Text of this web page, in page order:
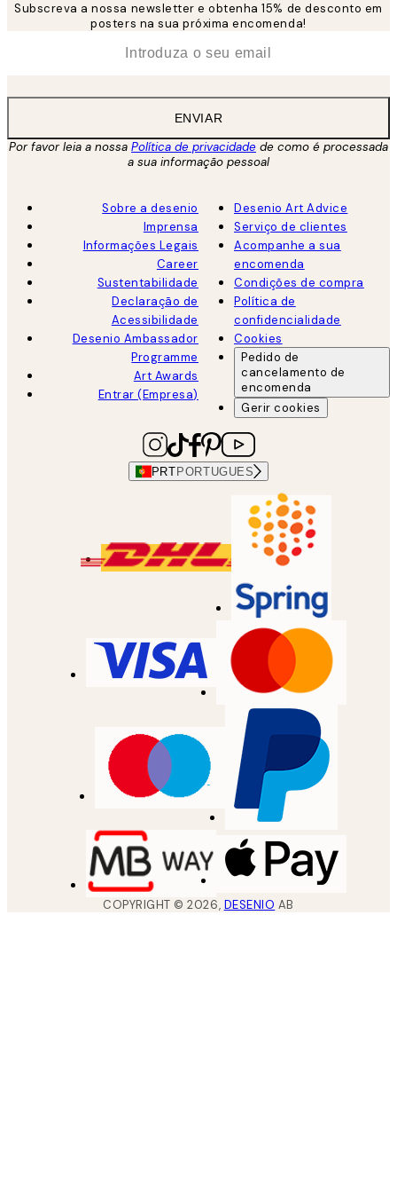
Subscreva a nossa newsletter e obtenha 15% de desconto em
posters na sua próxima encomenda!
ENVIAR
Por favor leia a nossa Política de privacidade de como é processada
a sua informação pessoal
Sobre a desenio
Imprensa
Informações Legais
Career
Sustentabilidade
Declaração de
Acessibilidade
Desenio Ambassador
Programme
Art Awards
Entrar (Empresa)
Desenio Art Advice
Serviço de clientes
Acompanhe a sua
encomenda
Condições de compra
Política de
confidencialidade
Cookies
Pedido de
cancelamento de
encomenda
Gerir cookies
PRT PORTUGUES
COPYRIGHT ©2026, DESENIO AB